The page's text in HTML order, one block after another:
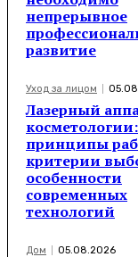
непрерывное
развитие
Уход за лицом
Лазерный
косметологии:
принципы
критерии
особенности
современных
технологий
Дом 05.08.2026